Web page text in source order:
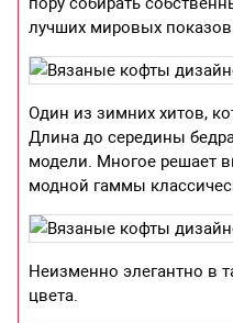
лучших мировых
Один из зимних хитов,
Длина до середины
модели. Многое решает
модной гаммы
Неизменно элегантно в
цвета.